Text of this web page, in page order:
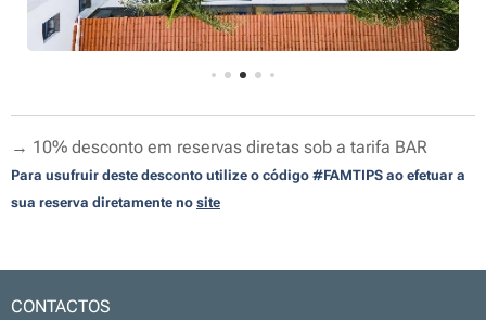
→ 10% desconto em reservas diretas sob a tarifa BAR
Para usufruir deste desconto utilize o código #FAMTIPS ao efetuar a
sua reserva diretamente no site
CONTACTOS